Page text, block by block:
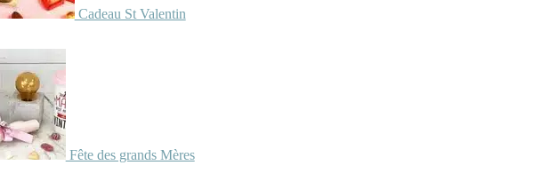
Cadeau St Valentin
Fête des grands Mères